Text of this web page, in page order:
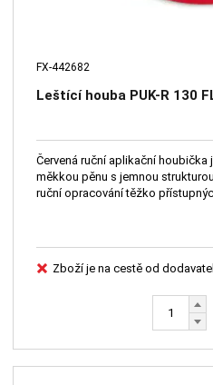
FX-442682
Leštící houba PUK-R 130
Červená ruční aplikační
měkkou pěnu s jemnou
ruční opracování těžko
Zboží je na cestě od